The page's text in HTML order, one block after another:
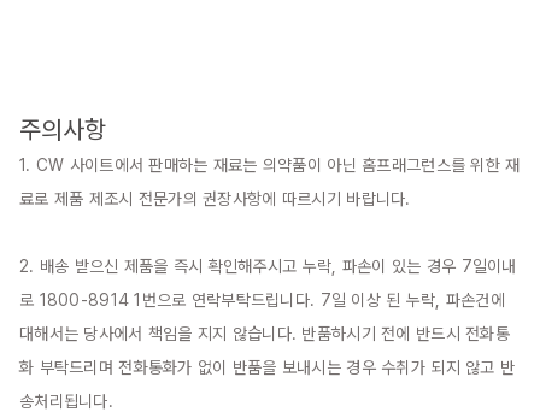
주의사항
1. CW 사이트에서 판매하는 재료는 의약품이 아닌 홈프래그런스를 위한 재
료로 제품 제조시 전문가의 권장사항에 따르시기 바랍니다.
2. 배송 받으신 제품을 즉시 확인해주시고 누락, 파손이 있는 경우 7일이내
로 1800-8914 1번으로 연락부탁드립니다. 7일 이상 된 누락, 파손건에
대해서는 당사에서 책임을 지지 않습니다. 반품하시기 전에 반드시 전화통
화 부탁드리며 전화통화가 없이 반품을 보내시는 경우 수취가 되지 않고 반
송처리됩니다.